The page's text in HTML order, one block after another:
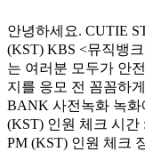
안녕하세요. CUTIE
(KST) KBS <뮤직뱅
는 여러분 모두가 안
지를 응모 전 꼼꼼하
BANK 사전녹화 녹화
(KST) 인원 체크 시간
PM (KST) 인원 체크